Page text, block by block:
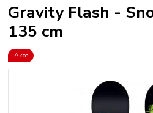
Gravity Flash -
135 cm
Akce